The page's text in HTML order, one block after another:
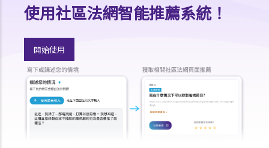
法律援助
香港律師會大埔火災緊急免費法律諮詢熱線
切勿尋求索償代理協助處理申索
逝者家屬
我的家人在意外中身亡。我可否代表死者展開人身傷亡訴訟？在控告犯
錯的一方之前，我需要依循甚麼程序？
使用社區法網智能推薦系統！
開始使用